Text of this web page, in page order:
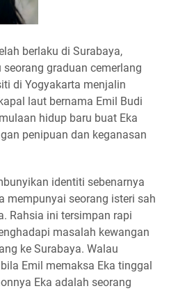
berlaku di Surabaya,
graduan cemerlang
di Yogyakarta menjalin
laut bernama Emil Budi
hidup baru buat Eka
penipuan dan keganasan
identiti sebenarnya
mempunyai seorang isteri sah
Rahsia ini tersimpan rapi
masalah kewangan
ke Surabaya. Walau
Emil memaksa Eka tinggal
Eka adalah seorang